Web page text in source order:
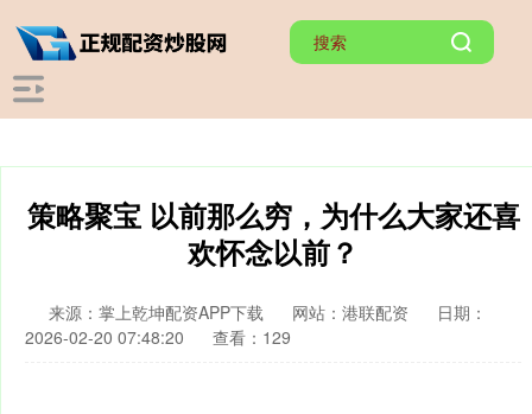
策略聚宝 以前那么穷，为什么大家还喜
欢怀念以前？
来源：掌上乾坤配资APP下载 网站：港联配资
日期：
2026-02-20 07:48:20
查看：129